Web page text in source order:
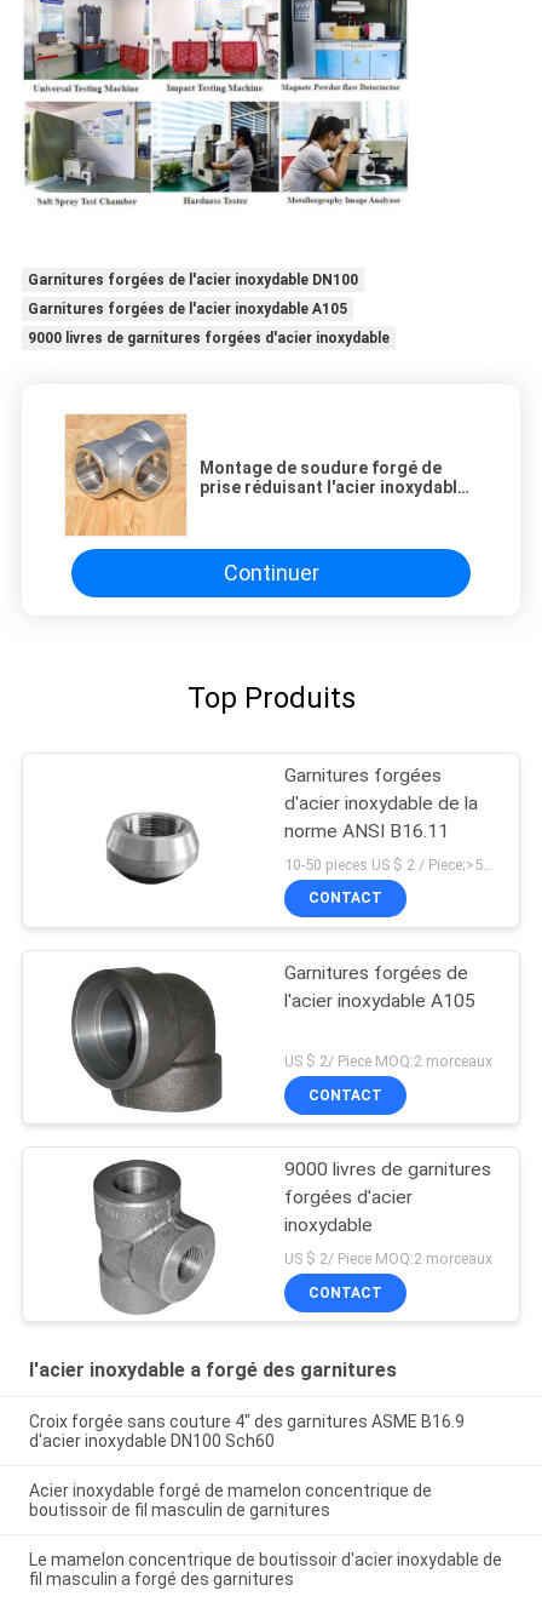
Garnitures forgées de l'acier inoxydable DN100
Garnitures forgées de l'acier inoxydable A105
9000 livres de garnitures forgées d'acier inoxydable
Montage de soudure forgé de
prise réduisant l'acier inoxydable
Continuer
Top Produits
Garnitures forgées
d'acier inoxydable de la
norme ANSI B16.11
CONTACT
Garnitures forgées de
l'acier inoxydable A105
US $ 2/ Piece MOQ:2 morceaux
CONTACT
9000 livres de garnitures
forgées d'acier
inoxydable
US $ 2/ Piece MOQ:2 morceaux
CONTACT
l'acier inoxydable a forgé des garnitures
Croix forgée sans couture 4" des garnitures ASME B16.9
d'acier inoxydable DN100 Sch60
Acier inoxydable forgé de mamelon concentrique de
boutissoir de fil masculin de garnitures
Le mamelon concentrique de boutissoir d'acier inoxydable de
fil masculin a forgé des garnitures